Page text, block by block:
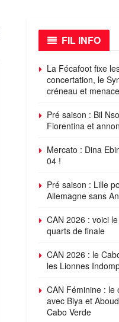
FIL INFO
La Fécafoot fixe
concertation, le
créneau et
Pré saison : Bil
Fiorentina et
Mercato : Dina
04 !
Pré saison : Lille
Allemagne sans
CAN 2026 : voici
quarts de finale
CAN 2026 : le
les Lionnes
CAN Féminine : le
avec Biya et
Cabo Verde